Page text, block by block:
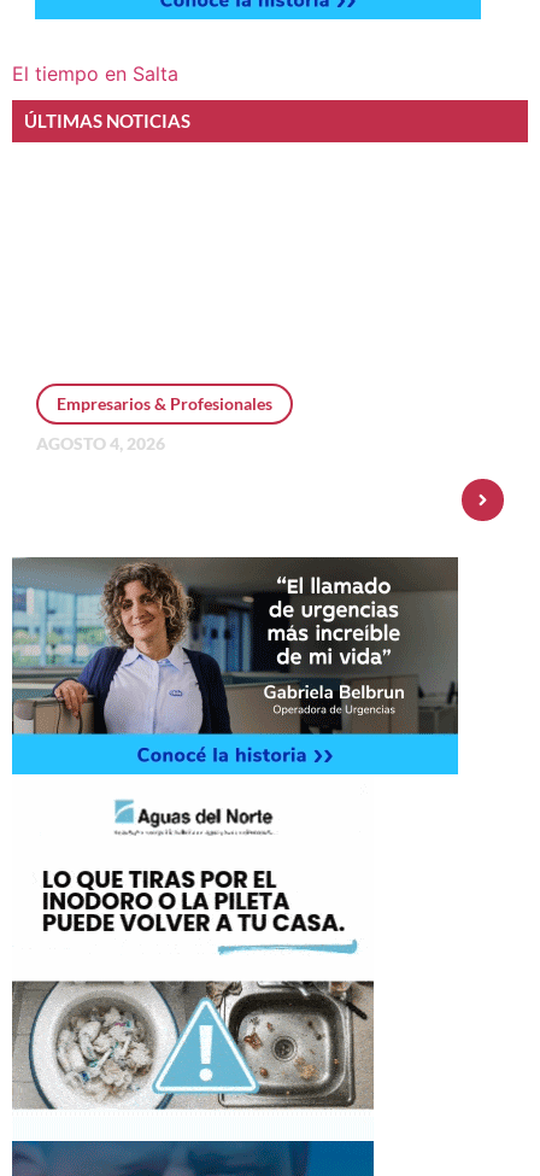
El tiempo en Salta
ÚLTIMAS NOTICIAS
Empresarios & Profesionales
AGOSTO 4, 2026